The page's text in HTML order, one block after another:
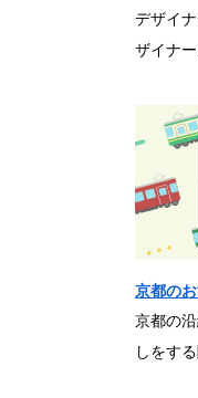
デザイ
ザイナー
京都の
京都の
しをす